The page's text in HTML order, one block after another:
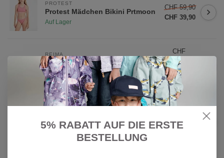
PROTEST
Protest Mädchen Bikini Prtmoon
Auf Lager
CHF 59,90
CHF 39,90
REIMA
Reima Kinder BugProof T-shirt
Inista Fresh Mint
Auf Lager
CHF
34,90
CHF
24,90
Raindrops on Roses
CHF
CHF
5% RABATT AUF DIE ERSTE
BESTELLUNG